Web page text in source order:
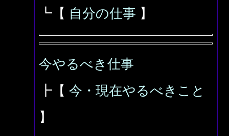
┗【 自分の仕事 】
今やるべき仕事
┣【 今・現在やるべきこと
】